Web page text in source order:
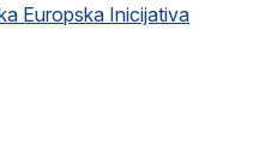
Europska Inicijativa